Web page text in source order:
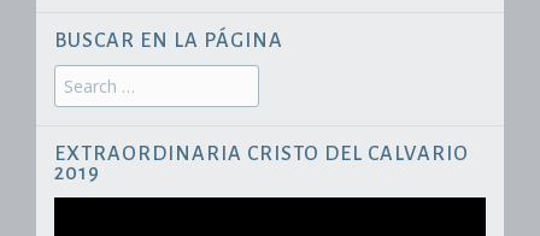
BUSCAR EN LA PÁGINA
Search
for:
EXTRAORDINARIA CRISTO DEL CALVARIO
2019